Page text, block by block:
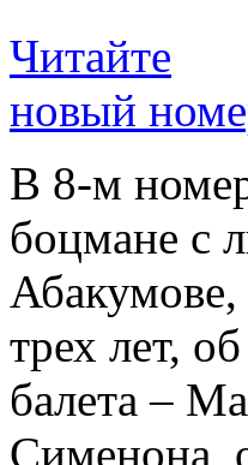
Читайте
новый
В 8-м
боцмане с
трех лет,
балета –
Сименона,